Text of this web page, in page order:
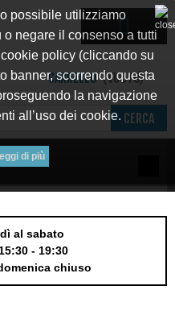
CERCA
CARRELLO (VUOTO)
possibile utilizziamo
negare il consenso a tutti
policy (cliccando su
banner, scorrendo questa
la navigazione
all’uso dei cookie.
di più
al sabato
- 19:30
chiuso